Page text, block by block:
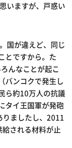
いますが、戸惑い
国が違えど、同じ
とですから。た
んなことが起こ
バンコクで発生し
ら約10万人の抗議
タイ王国軍が発砲
りましたし、2011
される材料が止